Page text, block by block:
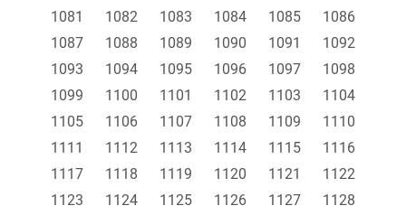
1081
1082 1083 1084 1085
1086
1087
1088 1089 1090 1091
1092
1093
1094 1095 1096 1097
1098
1099
1100 1101 1102 1103
1104
1105
1106 1107 1108 1109
1110
1111
1112 1113 1114 1115
1116
1117
1118 1119 1120 1121
1122
1123
1124 1125 1126 1127
1128